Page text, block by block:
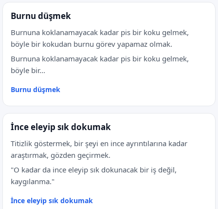
Burnu düşmek
Burnuna koklanamayacak kadar pis bir koku gelmek,
böyle bir kokudan burnu görev yapamaz olmak.
Burnuna koklanamayacak kadar pis bir koku gelmek,
böyle bir...
Burnu düşmek
İnce eleyip sık dokumak
Titizlik göstermek, bir şeyi en ince ayrıntılarına kadar
araştırmak, gözden geçirmek.
"O kadar da ince eleyip sık dokunacak bir iş değil,
kaygılanma."
İnce eleyip sık dokumak